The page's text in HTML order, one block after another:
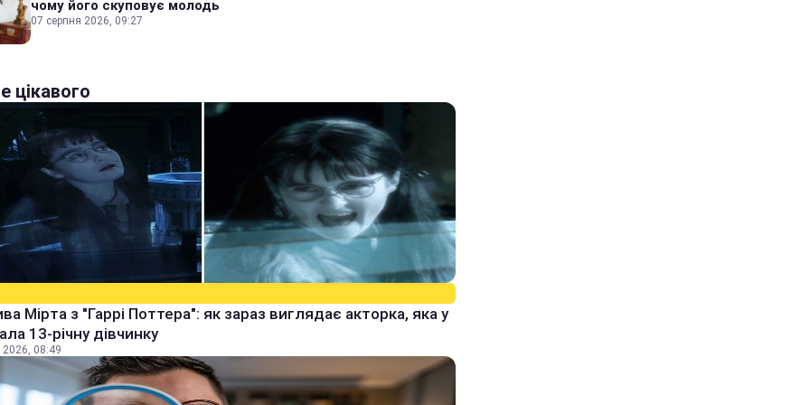
чому його скуповує молодь
07 серпня 2026, 09:27
цікавого
Мірта з "Гаррі Поттера": як зараз виглядає акторка, яка у
13-річну дівчинку
2026, 08:49